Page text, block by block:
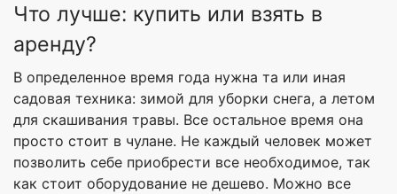
Что лучше: купить или взять в
аренду?
В определенное время года нужна та или иная
садовая техника: зимой для уборки снега, а летом
для скашивания травы. Все остальное время она
просто стоит в чулане. Не каждый человек может
позволить себе приобрести все необходимое, так
как стоит оборудование не дешево. Можно все